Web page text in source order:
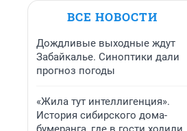
ВСЕ НОВОСТИ
Дождливые выходные ждут
Забайкалье. Синоптики дали
прогноз погоды
«Жила тут интеллигенция».
История сибирского дома-